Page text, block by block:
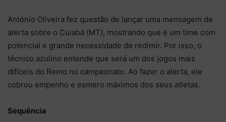
António Oliveira fez questão de lançar uma mensagem de
alerta sobre o Cuiabá (MT), mostrando que é um time com
potencial e grande necessidade de redimir. Por isso, o
técnico azulino entende que será um dos jogos mais
difíceis do Remo no campeonato. Ao fazer o alerta, ele
cobrou empenho e esmero máximos dos seus atletas.
Sequência